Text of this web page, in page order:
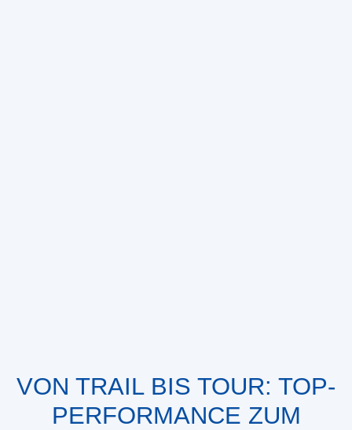
VON TRAIL BIS TOUR: TOP-
PERFORMANCE ZUM